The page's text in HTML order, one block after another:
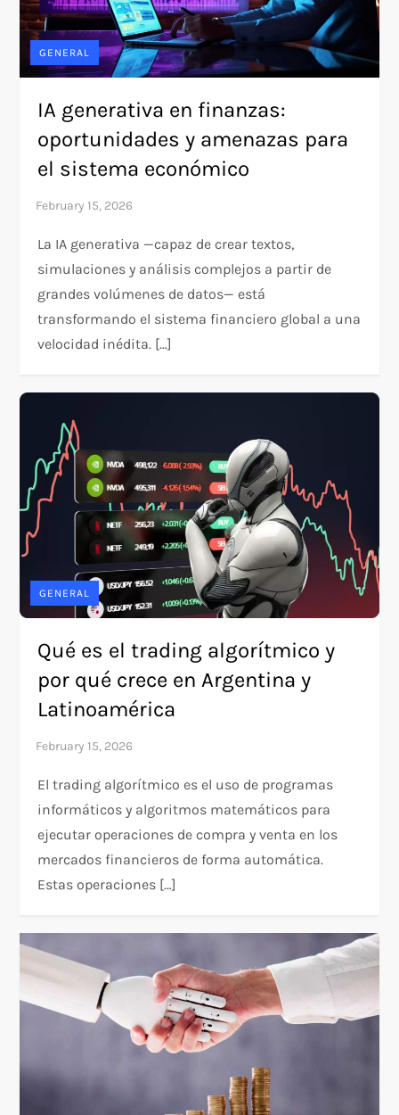
GENERAL
IA generativa en finanzas:
oportunidades y amenazas para
el sistema económico
La IA generativa —capaz de crear textos,
simulaciones y análisis complejos a partir de
grandes volúmenes de datos— está
transformando el sistema financiero global a una
velocidad inédita. […]
GENERAL
Qué es el trading algorítmico y
por qué crece en Argentina y
Latinoamérica
El trading algorítmico es el uso de programas
informáticos y algoritmos matemáticos para
ejecutar operaciones de compra y venta en los
mercados financieros de forma automática.
Estas operaciones […]